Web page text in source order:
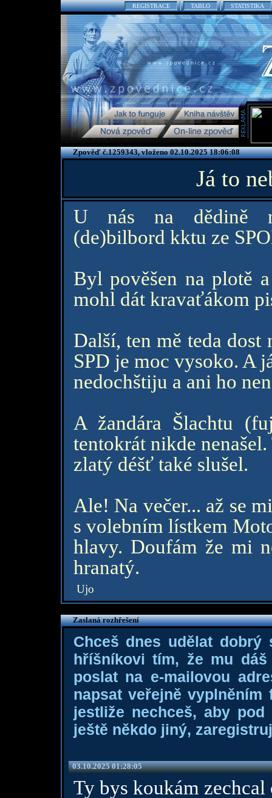
REGISTRACE TABLO STATISTIKA
Zpověď č.1259343, vloženo 02.10.2025 18:06:08
Já to
U nás na dědině
(de)bilbord kktu ze
Byl pověšen na plotě
mohl dát kravaťákom
Další, ten mě teda
SPD je moc vysoko. A
nedochštiju a ani ho
A žandára Šlachtu
tentokrát nikde
zlatý déšť také slušel.
Ale! Na večer... až se
s volebním lístkem
hlavy. Doufám že mi
hranatý.
Ujo
Zaslaná rozhřešení
Chceš dnes udělat dobrý
hříšníkovi tím, že mu
poslat na e-mailovou
napsat veřejně
jestliže nechceš, aby
ještě někdo jiný,
03.10.2025 01:28:05
Ty bys koukám